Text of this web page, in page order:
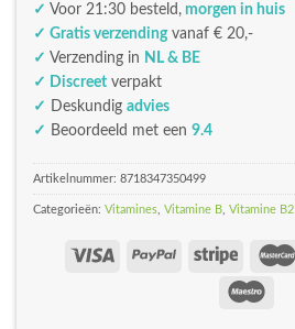
✓ Voor 21:30 besteld, morgen in huis
✓ Gratis verzendingvanaf € 20,-
✓ Verzending in NL & BE
✓ Discreet verpakt
✓
Deskundig advies
✓ Beoordeeld met een 9.4
Artikelnummer: 8718347350499
Categorieën: Vitamines Vitamine B Vitamine B2